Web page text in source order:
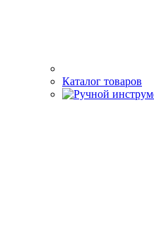
Каталог товаров